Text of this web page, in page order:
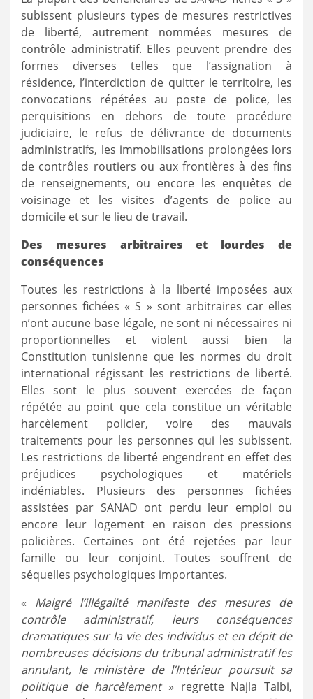
subissent plusieurs types de mesures restrictives
de liberté, autrement nommées mesures de
contrôle administratif. Elles peuvent prendre des
formes diverses telles que l’assignation à
résidence, l’interdiction de quitter le territoire, les
convocations répétées au poste de police, les
perquisitions en dehors de toute procédure
judiciaire, le refus de délivrance de documents
administratifs, les immobilisations prolongées lors
de contrôles routiers ou aux frontières à des fins
de renseignements, ou encore les enquêtes de
voisinage et les visites d’agents de police au
domicile et sur le lieu de travail.
Des mesures arbitraires et lourdes de
conséquences
Toutes les restrictions à la liberté imposées aux
personnes fichées « S » sont arbitraires car elles
n’ont aucune base légale, ne sont ni nécessaires ni
proportionnelles et violent aussi bien la
Constitution tunisienne que les normes du droit
international régissant les restrictions de liberté.
Elles sont le plus souvent exercées de façon
répétée au point que cela constitue un véritable
harcèlement policier, voire des mauvais
traitements pour les personnes qui les subissent.
Les restrictions de liberté engendrent en effet des
préjudices psychologiques et matériels
indéniables. Plusieurs des personnes fichées
assistées par SANAD ont perdu leur emploi ou
encore leur logement en raison des pressions
policières. Certaines ont été rejetées par leur
famille ou leur conjoint. Toutes souffrent de
séquelles psychologiques importantes.
« Malgré l’illégalité manifeste des mesures de
contrôle administratif, leurs conséquences
dramatiques sur la vie des individus et en dépit de
nombreuses décisions du tribunal administratif les
annulant, le ministère de l’Intérieur poursuit sa
politique de harcèlement» regrette Najla Talbi,